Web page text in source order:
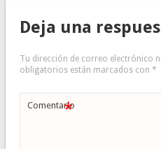
Deja una
Tu dirección de correo electrónico
obligatorios están marcados con *
Comentario
*